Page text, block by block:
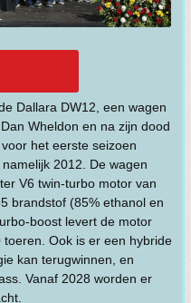
Dallara DW12, een wagen
Wheldon en na zijn dood
het eerste seizoen
2012. De wagen
V6 twin-turbo motor van
brandstof (85% ethanol en
boost levert de motor
Ook is er een hybride
kan terugwinnen, en
Vanaf 2028 worden er